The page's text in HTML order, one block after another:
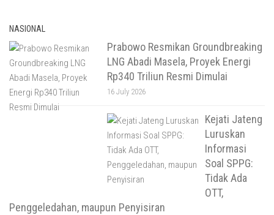
NASIONAL
Prabowo Resmikan Groundbreaking
LNG Abadi Masela, Proyek Energi
Rp340 Triliun Resmi Dimulai
16 July 2026
Kejati Jateng
Luruskan
Informasi
Soal SPPG:
Tidak Ada
OTT,
Penggeledahan, maupun Penyisiran